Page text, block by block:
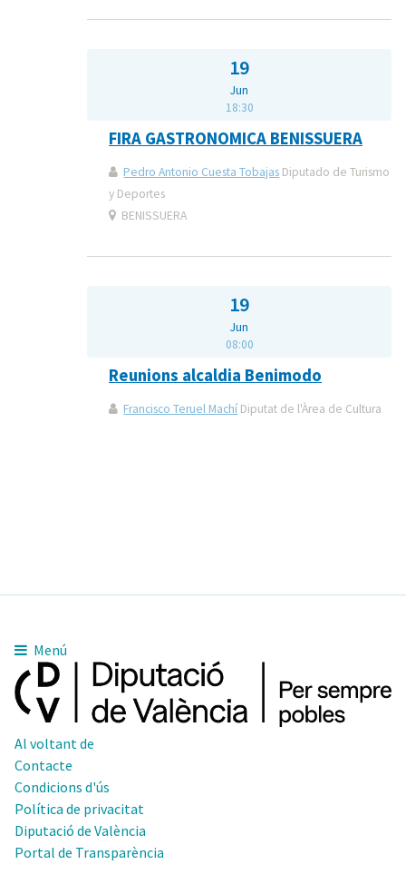
19
Jun
18:30
FIRA GASTRONOMICA BENISSUERA
Pedro Antonio Cuesta Tobajas Diputado de Turismo
y Deportes
BENISSUERA
19
Jun
08:00
Reunions alcaldia Benimodo
Francisco Teruel Machí Diputat de l'Àrea de Cultura
Menú
Al voltant de
Contacte
Condicions d'ús
Política de privacitat
Diputació de València
Portal de Transparència